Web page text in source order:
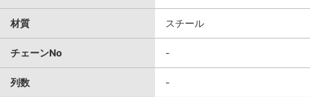
材質 スチール
チェーンNo -
列数 -